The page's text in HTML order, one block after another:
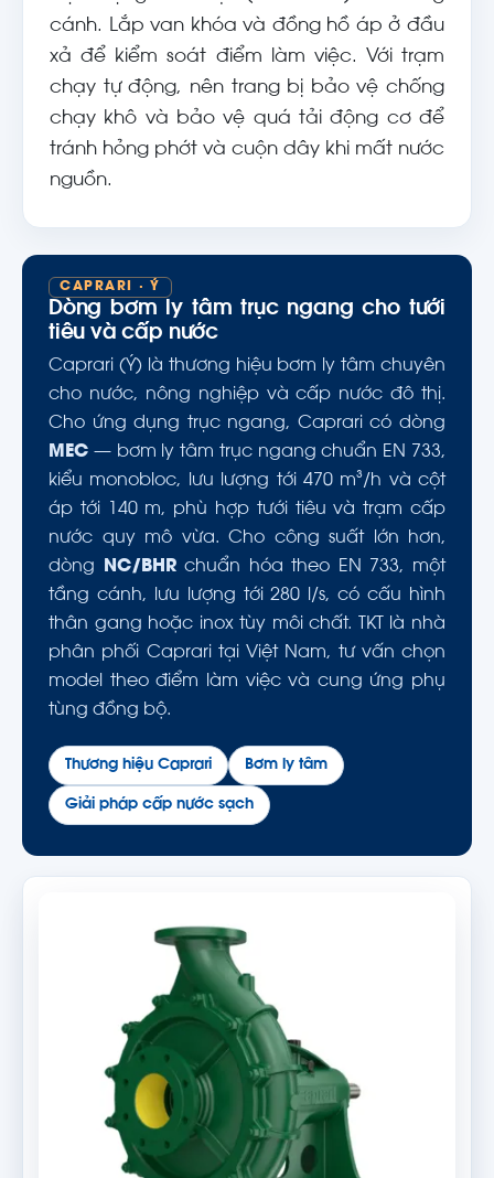
cánh. Lắp van khóa và đồng hồ áp ở đầu
xả để kiểm soát điểm làm việc. Với trạm
chạy tự động, nên trang bị bảo vệ chống
chạy khô và bảo vệ quá tải động cơ để
tránh hỏng phớt và cuộn dây khi mất nước
nguồn.
CAPRARI · Ý
Dòng bơm ly tâm trục ngang cho tưới
tiêu và cấp nước
Caprari (Ý) là thương hiệu bơm ly tâm chuyên
cho nước, nông nghiệp và cấp nước đô thị.
Cho ứng dụng trục ngang, Caprari có dòng
MEC — bơm ly tâm trục ngang chuẩn EN 733,
kiểu monobloc, lưu lượng tới 470 m³/h và cột
áp tới 140 m, phù hợp tưới tiêu và trạm cấp
nước quy mô vừa. Cho công suất lớn hơn,
dòng NC/BHRchuẩn hóa theo EN 733, một
tầng cánh, lưu lượng tới 280 l/s, có cấu hình
thân gang hoặc inox tùy môi chất. TKT là nhà
phân phối Caprari tại Việt Nam, tư vấn chọn
model theo điểm làm việc và cung ứng phụ
tùng đồng bộ.
Thương hiệu Caprari Bơm ly tâm
Giải pháp cấp nước sạch